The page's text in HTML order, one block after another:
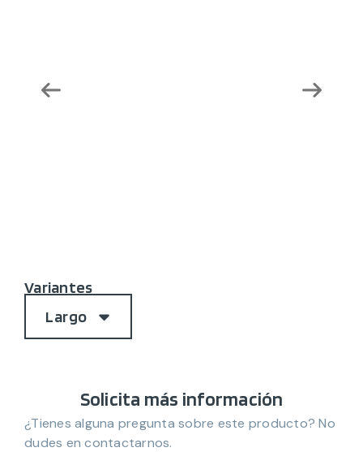
Variantes
Largo
Solicita más información
¿Tienes alguna pregunta sobre este producto? No
dudes en contactarnos.